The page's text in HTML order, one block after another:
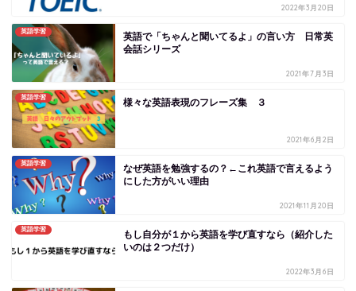
2022年3月20日
英語学習
英語で「ちゃんと聞いてるよ」の言い方 日常英
会話シリーズ
2021年7月3日
英語学習 様々な英語表現のフレーズ集 ３
2021年6月2日
英語学習
なぜ英語を勉強するの？←これ英語で言えるよう
にした方がいい理由
2021年11月20日
英語学習
もし自分が１から英語を学び直すなら（紹介した
いのは２つだけ）
2022年3月6日